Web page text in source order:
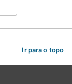
Ir para o topo